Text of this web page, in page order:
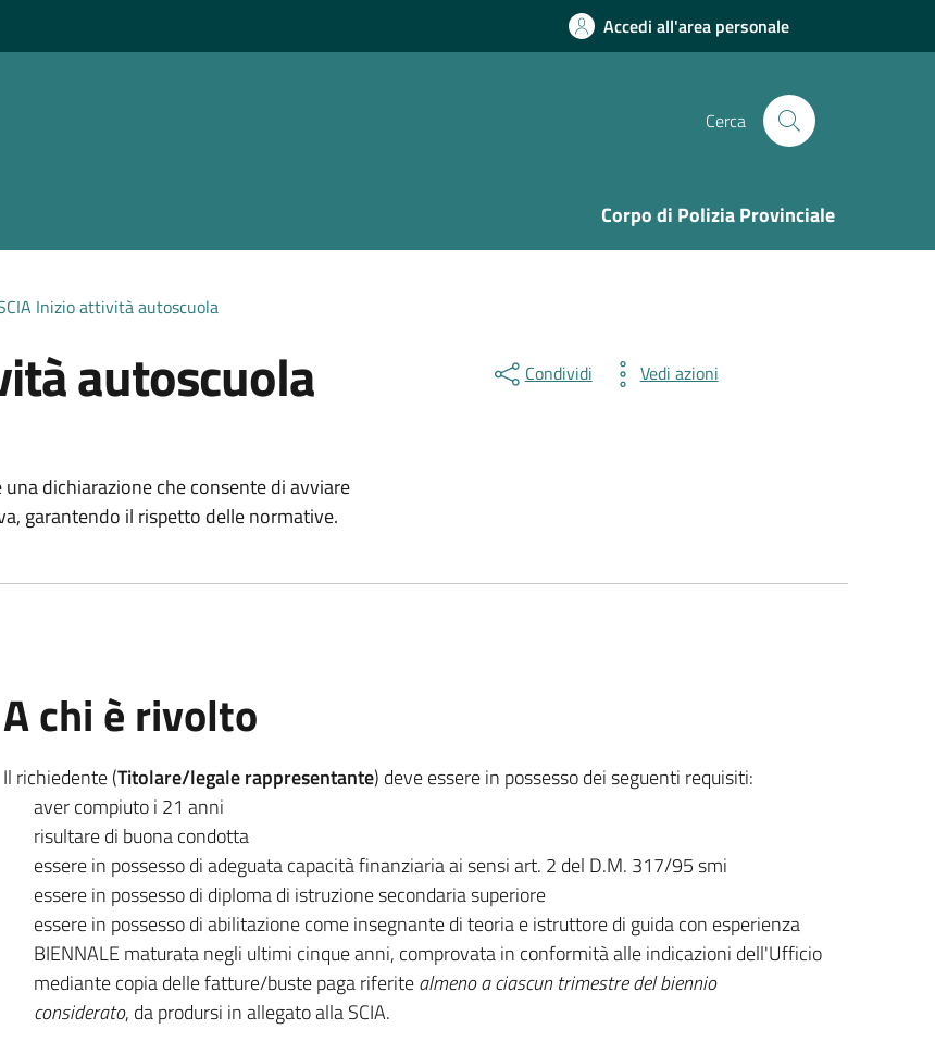
Accedi all'area personale
Cerca
Corpo di Polizia Provinciale
Inizio attività autoscuola
autoscuola
dichiarazione che consente di avviare
garantendo il rispetto delle normative.
Condividi Vedi azioni
A chi è rivolto
Il richiedente (Titolare/legale rappresentante) deve essere in possesso dei seguenti requisiti:
aver compiuto i 21 anni
risultare di buona condotta
essere in possesso di adeguata capacità finanziaria ai sensi art. 2 del D.M. 317/95 smi
essere in possesso di diploma di istruzione secondaria superiore
essere in possesso di abilitazione come insegnante di teoria e istruttore di guida con esperienza
BIENNALE maturata negli ultimi cinque anni, comprovata in conformità alle indicazioni dell'Ufficio
mediante copia delle fatture/buste paga riferitealmeno a ciascun trimestre del biennio
considerato, da prodursi in allegato alla SCIA.